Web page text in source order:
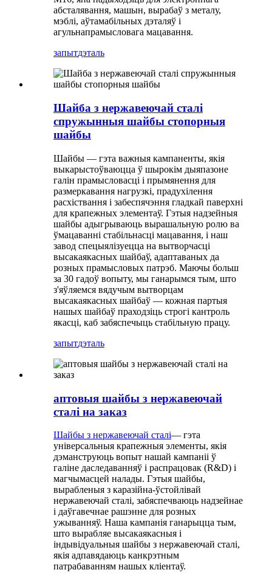
абсталявання, машын, вырабаў з металу,
мэблі, аўтамабільных дэталяў і
агульнапрамысловага мацавання.
запытдэталь
Шайба з нержавеючай сталі
спружынныя шайбы стопорныя
шайбы
Шайбы — гэта важныя кампаненты, якія
выкарыстоўваюцца ў шырокім дыяпазоне
галін прамысловасці і прымянення для
размеркавання нагрузкі, прадухілення
расхіствання і забеспячэння гладкай паверхні
для крапежных элементаў. Гэтыя надзейныя
шайбы адыгрываюць вырашальную ролю ва
ўмацаванні стабільнасці мацавання, і наш
завод спецыялізуецца на вытворчасці
высакаякасных шайбаў, адаптаваных да
розных прамысловых патрэб. Маючы больш
за 30 гадоў вопыту, мы ганарымся тым, што
з'яўляемся вядучым вытворцам
высакаякасных шайбаў — кожная партыя
нашых шайбаў праходзіць строгі кантроль
якасці, каб забяспечыць стабільную працу.
запытдэталь
аптовыя шайбы з нержавеючай
сталі на заказ
Шайбы з нержавеючай сталі— гэта
універсальныя крапежныя элементы, якія
дэманструюць вопыт нашай кампаніі ў
галіне даследаванняў і распрацовак (R&D) і
магчымасцей налады. Гэтыя шайбы,
вырабленыя з каразійна-ўстойлівай
нержавеючай сталі, забяспечваюць надзейнае
і даўгавечнае рашэнне для розных
ужыванняў. Наша кампанія ганарыцца тым,
што вырабляе высакаякасныя і
індывідуальныя шайбы з нержавеючай сталі,
якія адпавядаюць канкрэтным
патрабаванням нашых кліентаў.